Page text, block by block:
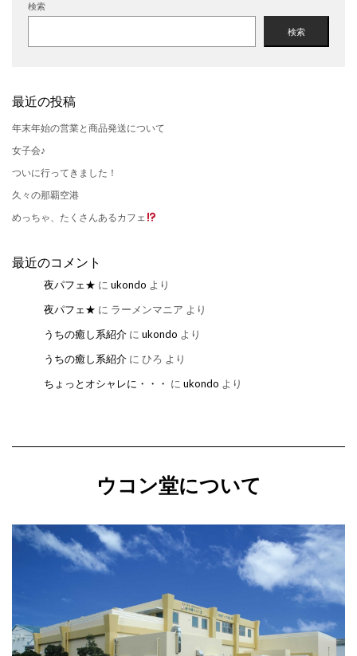
検索
検索
最近の投稿
年末年始の営業と商品発送について
女子会♪
ついに行ってきました！
久々の那覇空港
めっちゃ、たくさんあるカフェ
最近のコメント
夜パフェ★ に ukondo より
夜パフェ★ に ラーメンマニア より
うちの癒し系紹介 に ukondo より
うちの癒し系紹介 に ひろ より
ちょっとオシャレに・・・ に ukondo より
ウコン堂について